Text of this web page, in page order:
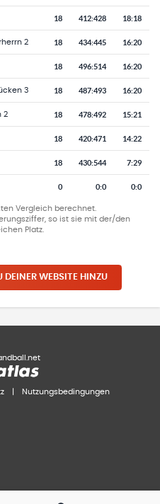
18 412:428 18:18
2 18 434:445 16:20
18 496:514 16:20
3 18 487:493 16:20
2 18 478:492 15:21
18 420:471 14:22
18 430:544 7:29
0 0:0 0:0
Vergleich berechnet.
so ist sie mit der/den
Platz.
DEINER WEBSITE HINZU
Nutzungsbedingungen